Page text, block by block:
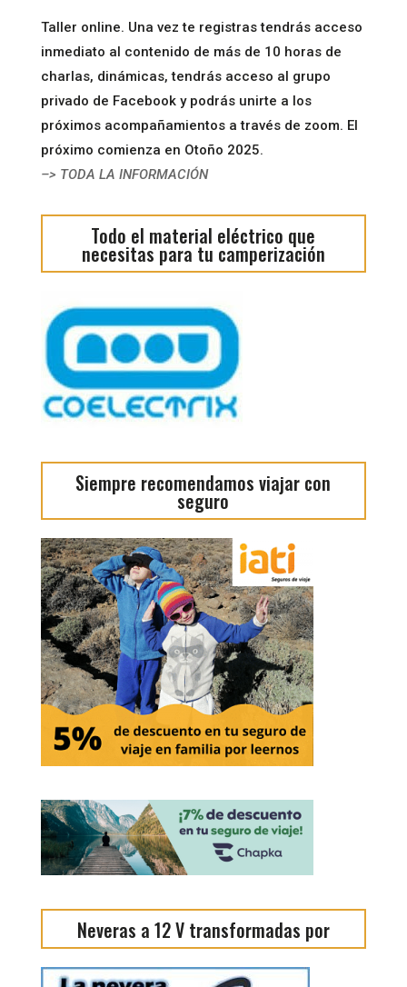
Taller online. Una vez te registras tendrás acceso
inmediato al contenido de más de 10 horas de
charlas, dinámicas, tendrás acceso al grupo
privado de Facebook y podrás unirte a los
próximos acompañamientos a través de zoom. El
próximo comienza en Otoño 2025.
–> TODA LA INFORMACIÓN
Todo el material eléctrico que
necesitas para tu camperización
Siempre recomendamos viajar con
seguro
Neveras a 12 V transformadas por